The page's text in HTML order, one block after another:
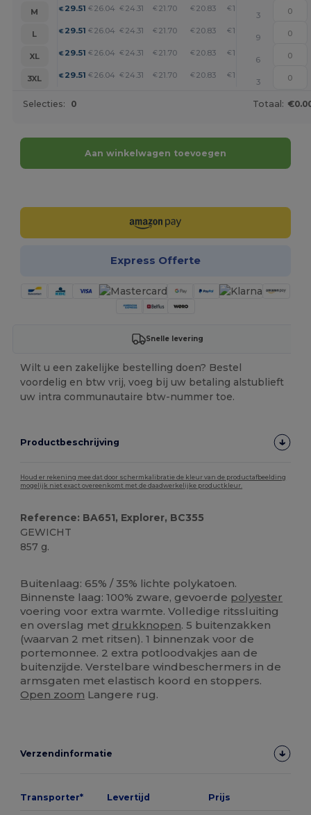
M
€ 29.51 € 26.04 € 24.31 € 21.70 € 20.83 € 19.97
3
L
€ 29.51 € 26.04 € 24.31 € 21.70 € 20.83 € 19.97
9
XL
€ 29.51 € 26.04 € 24.31 € 21.70 € 20.83 € 19.97
6
3XL
€ 29.51 € 26.04 € 24.31 € 21.70 € 20.83 € 19.97
3
Selecties: 0 Totaal:
Aan winkelwagen toevoegen
Express Offerte
Snelle levering
Wilt u een zakelijke bestelling doen? Bestel
voordelig en btw vrij, voeg bij uw betaling alstublieft
uw intra communautaire btw-nummer toe.
Productbeschrijving
Houd er rekening mee dat door schermkalibratie de kleur van de productafbeelding
mogelijk niet exact overeenkomt met de daadwerkelijke productkleur.
Reference: BA651, Explorer, BC355
GEWICHT
857 g.
Buitenlaag: 65% / 35% lichte polykatoen.
Binnenste laag: 100% zware, gevoerde polyester
voering voor extra warmte. Volledige ritssluiting
en overslag met drukknopen. 5 buitenzakken
(waarvan 2 met ritsen). 1 binnenzak voor de
portemonnee. 2 extra potloodvakjes aan de
buitenzijde. Verstelbare windbeschermers in de
armsgaten met elastisch koord en stoppers.
Open zoom Langere rug.
Verzendinformatie
Transporter* Levertijd Prijs